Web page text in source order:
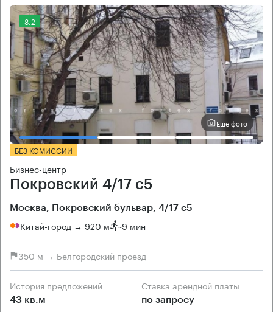
8.2
Еще фото
БЕЗ КОМИССИИ
Бизнес-центр
Покровский 4/17 с5
Москва, Покровский бульвар, 4/17 с5
Китай-город → 920 м ~9 мин
350 м → Белгородский проезд
История предложений
43 кв.м
Ставка арендной платы
по запросу